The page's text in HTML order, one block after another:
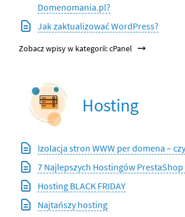
Domenomania.pl?
Jak zaktualizować WordPress?
Zobacz wpisy w kategorii: cPanel
Hosting
Izolacja stron WWW per domena –
7 Najlepszych Hostingów PrestaShop
Hosting BLACK FRIDAY
Najtańszy hosting